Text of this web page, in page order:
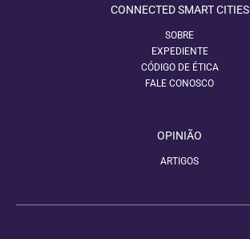
CONNECTED SMART CITIES
SOBRE
EXPEDIENTE
CÓDIGO DE ÉTICA
FALE CONOSCO
OPINIÃO
ARTIGOS